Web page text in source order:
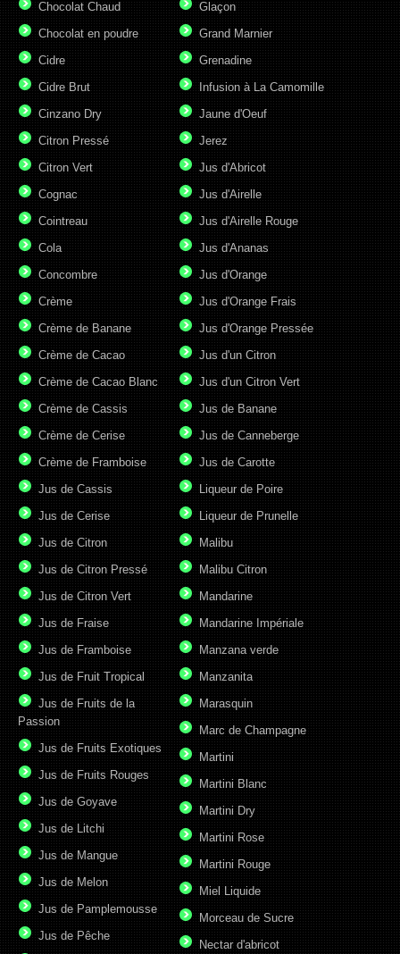
Chocolat Chaud
Chocolat en poudre
Cidre
Cidre Brut
Cinzano Dry
Citron Pressé
Citron Vert
Cognac
Cointreau
Cola
Concombre
Crème
Crème de Banane
Crème de Cacao
Crème de Cacao Blanc
Crème de Cassis
Crème de Cerise
Crème de Framboise
Glaçon
Grand Marnier
Grenadine
Infusion à La Camomille
Jaune d'Oeuf
Jerez
Jus d'Abricot
Jus d'Airelle
Jus d'Airelle Rouge
Jus d'Ananas
Jus d'Orange
Jus d'Orange Frais
Jus d'Orange Pressée
Jus d'un Citron
Jus d'un Citron Vert
Jus de Banane
Jus de Canneberge
Jus de Carotte
Jus de Cassis
Jus de Cerise
Jus de Citron
Jus de Citron Pressé
Jus de Citron Vert
Jus de Fraise
Jus de Framboise
Jus de Fruit Tropical
Jus de Fruits de la
Passion
Jus de Fruits Exotiques
Jus de Fruits Rouges
Jus de Goyave
Jus de Litchi
Jus de Mangue
Jus de Melon
Jus de Pamplemousse
Jus de Pêche
Liqueur de Poire
Liqueur de Prunelle
Malibu
Malibu Citron
Mandarine
Mandarine Impériale
Manzana verde
Manzanita
Marasquin
Marc de Champagne
Martini
Martini Blanc
Martini Dry
Martini Rose
Martini Rouge
Miel Liquide
Morceau de Sucre
Nectar d'abricot